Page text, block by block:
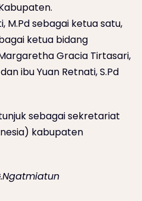
M.Pd sebagai ketua satu,
ketua bidang
Gracia Tirtasari,
ibu Yuan Retnati, S.Pd
sebagai sekretariat
kabupaten